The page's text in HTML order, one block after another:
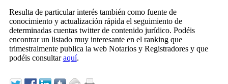
Resulta de particular interés también como fuente de
conocimiento y actualización rápida el seguimiento de
determinadas cuentas twitter de contenido jurídico. Podéis
encontrar un listado muy interesante en el ranking que
trimestralmente publica la web Notarios y Registradores y que
podéis consultaraquí.